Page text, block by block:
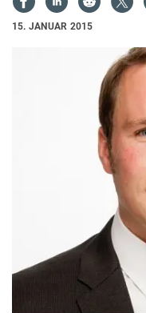
15. JANUAR 2015